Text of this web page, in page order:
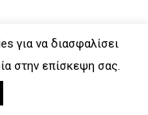
για να διασφαλίσει
στην επίσκεψη σας.